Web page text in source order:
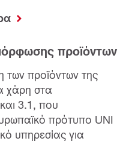
προϊόντων
προϊόντων της
χάρη στα
3.1, που
πρότυπο UNI
υπηρεσίας για